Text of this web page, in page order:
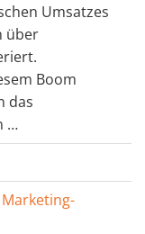
Umsatzes
über
Boom
das
…